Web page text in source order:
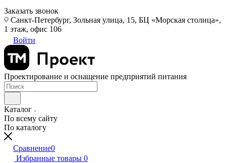
Заказать звонок
Санкт-Петербург, Зольная улица, 15, БЦ «Морская столица»,
1 этаж, офис 106
Войти
Проектирование и оснащение предприятий питания
Каталог
По всему сайту
По каталогу
Сравнение0
Избранные товары 0